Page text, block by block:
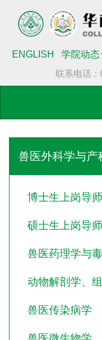
ENGLISH 学院动态
联系电话：
兽医外科学与产
博士生上岗导师
硕士生上岗导师
兽医药理学与
动物解剖学、
兽医传染病学